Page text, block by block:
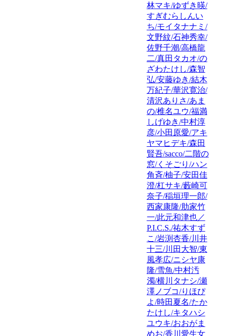
林マキ/ゆずき暎/
すぎむらしんい
ち/モイタナナミ/
文野紋/石神秀幸/
佐野千潮/高橋龍
二/真田タカオ/の
ざわたけし/森智
弘/安藤ゆき/結木
万紀子/華沢寛治/
清沢ありさ/あま
の/椎名ユウ/福満
しげゆき/中村淳
彦/小田原愛/アキ
ヤマヒデキ/森田
賢吾/sacco/二階の
窓/くそごり/ハン
角斉/柚子/安田佳
澄/杠サキ/藪崎可
奈子/稲垣理一郎/
西家康隆/肋家竹
一/此元和津也／
P.I.C.S./祐木すず
こ/岩渕杏香/川井
十三/川田大智/東
風孝広/ニシヤ康
隆/雪魚/中村汚
濁/横川タナシ/瀬
澤ノブコ/りほぴ
よ/時田夏名/たか
たけし/キタハシ
ユウキ/おおがま
めお/香川愛生女